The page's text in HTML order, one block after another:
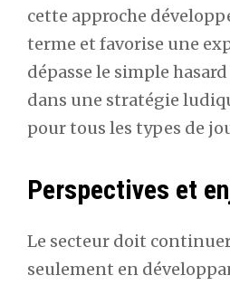
cette approche
terme et favorise une
dépasse le simple
dans une stratégie
pour tous les types de
Perspectives et
Le secteur doit
seulement en